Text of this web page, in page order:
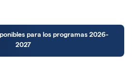
para los programas 2026-
2027